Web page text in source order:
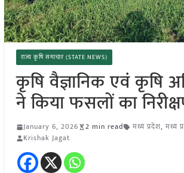
राज्य कृषि समाचार (STATE NEWS)
कृषि वैज्ञानिक एवं कृषि
ने किया फसलों का
January 6, 2026 2 min read मध्य प्रदेश, मध्य
Krishak Jagat